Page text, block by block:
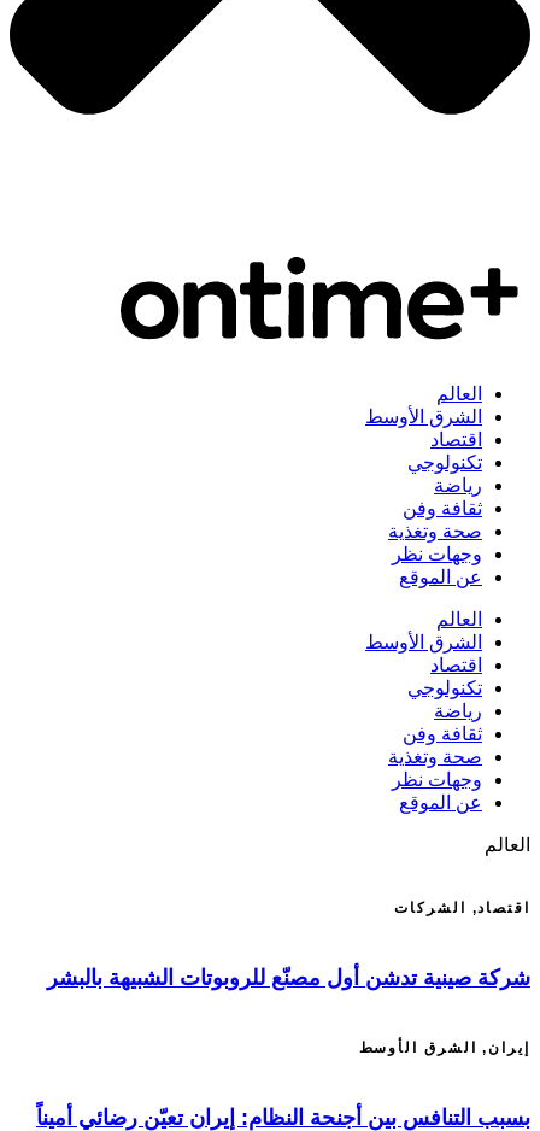
العالم
الشرق الأوسط
اقتصاد
تكنولوجي
رياضة
ثقافة وفن
صحة وتغذية
وجهات نظر
عن الموقع
العالم
الشرق الأوسط
اقتصاد
تكنولوجي
رياضة
ثقافة وفن
صحة وتغذية
وجهات نظر
عن الموقع
العالم
اقتصاد, الشركات
شركة صينية تدشن أول مصنّع للروبوتات الشبيهة بالبشر
إيران, الشرق الأوسط
بسبب التنافس بين أجنحة النظام: إيران تعيّن رضائي أميناً